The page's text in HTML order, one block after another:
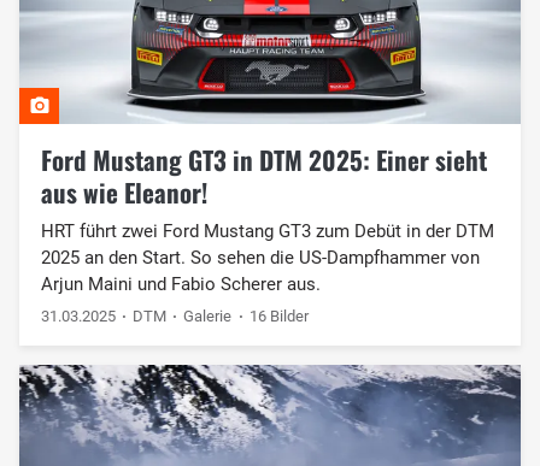
Ford Mustang GT3 in DTM 2025: Einer sieht
aus wie Eleanor!
HRT führt zwei Ford Mustang GT3 zum Debüt in der DTM
2025 an den Start. So sehen die US-Dampfhammer von
Arjun Maini und Fabio Scherer aus.
31.03.2025 DTM Galerie 16 Bilder